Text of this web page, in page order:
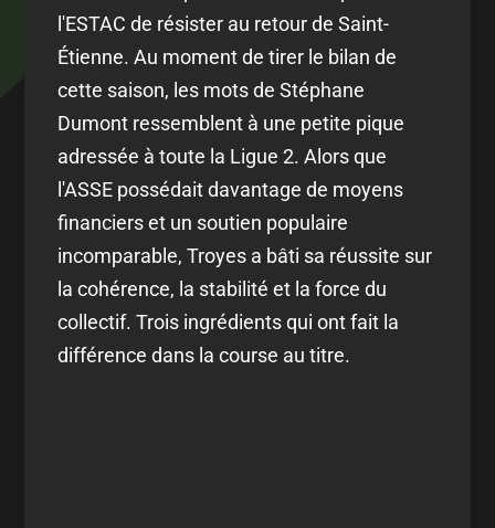
l'ESTAC de résister au retour de Saint-
Étienne. Au moment de tirer le bilan de
cette saison, les mots de Stéphane
Dumont ressemblent à une petite pique
adressée à toute la Ligue 2. Alors que
l'ASSE possédait davantage de moyens
financiers et un soutien populaire
incomparable, Troyes a bâti sa réussite sur
la cohérence, la stabilité et la force du
collectif. Trois ingrédients qui ont fait la
différence dans la course au titre.